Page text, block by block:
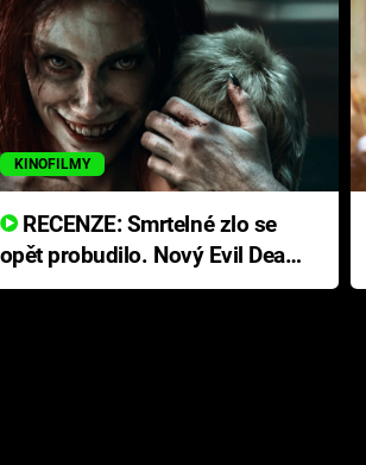
KINOFILMY
RECENZE: Smrtelné zlo se
opět probudilo. Nový Evil Dead
přichází s neodolatelnou